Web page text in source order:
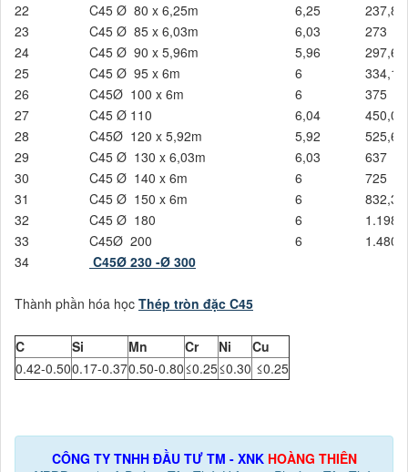
22
C45 Ø 80 x 6,25m 6,25
237,8
23
C45 Ø 85 x 6,03m 6,03
273
24
C45 Ø 90 x 5,96m 5,96
297,6
25
C45 Ø 95 x 6m 6
334,1
26
C45Ø 100 x 6m 6
375
27
C45 Ø 110 6,04
450,01
28
C45Ø 120 x 5,92m 5,92
525,6
29
C45 Ø 130 x 6,03m 6,03
637
30
C45 Ø 140 x 6m 6
725
31
C45 Ø 150 x 6m 6
832,32
32
C45 Ø 180 6
33
C45Ø 200 6
1.480,8
34
C45Ø 230 -Ø 300
Thành phần hóa học Thép tròn đặc C45
C Si Mn Cr Ni
Cu
0.42-0.500.17-0.370.50-0.80≤0.25≤0.30 ≤0.25
CÔNG TY TNHH ĐẦU TƯ TM - XNK HOÀNG THIÊN